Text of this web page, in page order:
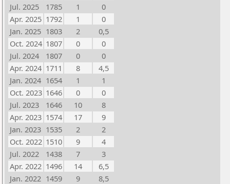
Jul. 2025
1785 1
0
Apr. 2025 1792 1
0
Jan. 2025 1803 2
0,5
Oct. 2024 1807 0
0
Jul. 2024
1807 0
0
Apr. 2024 1711 8
4,5
Jan. 2024 1654 1
1
Oct. 2023 1646 0
0
Jul. 2023
1646 10
8
Apr. 2023 1574 17
9
Jan. 2023 1535 2
2
Oct. 2022 1510 9
4
Jul. 2022
1438 7
3
Apr. 2022 1496 14
6,5
Jan. 2022 1459 9
8,5